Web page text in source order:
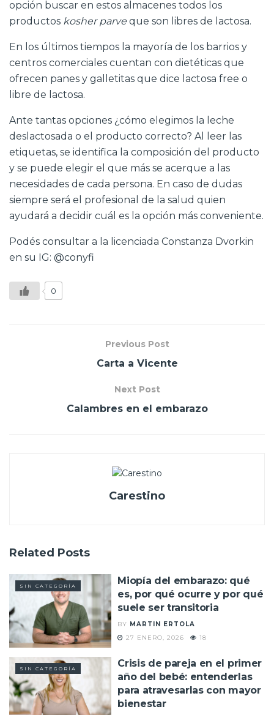
opción buscar en estos almacenes todos los
productos kosher parve que son libres de lactosa.
En los últimos tiempos la mayoría de los barrios y
centros comerciales cuentan con dietéticas que
ofrecen panes y galletitas que dice lactosa free o
libre de lactosa.
Ante tantas opciones ¿cómo elegimos la leche
deslactosada o el producto correcto? Al leer las
etiquetas, se identifica la composición del producto
y se puede elegir el que más se acerque a las
necesidades de cada persona. En caso de dudas
siempre será el profesional de la salud quien
ayudará a decidir cuál es la opción más conveniente.
Podés consultar a la licenciada Constanza Dvorkin
en su IG: @conyfi
0
Previous Post
Carta a Vicente
Next Post
Calambres en el embarazo
Carestino
Related Posts
SIN CATEGORÍA
Miopía del embarazo: qué
es, por qué ocurre y por qué
suele ser transitoria
BY MARTIN ERTOLA
27 ENERO, 2026
18
SIN CATEGORÍA
Crisis de pareja en el primer
año del bebé: entenderlas
para atravesarlas con mayor
bienestar